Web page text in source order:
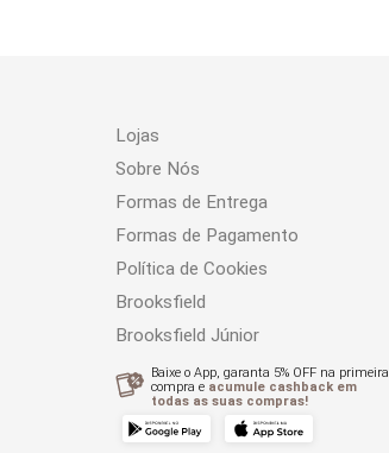
Lojas
Sobre Nós
Formas de Entrega
Formas de Pagamento
Política de Cookies
Brooksfield
Brooksfield Júnior
Baixe o App, garanta 5% OFF na primeira
compra e acumule cashback em
todas as suas compras!